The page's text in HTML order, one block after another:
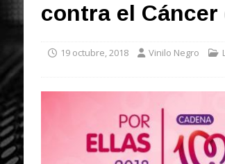
contra el Cáncer
19 octubre, 2018 Vinilo Negro